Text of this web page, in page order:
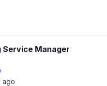
Manager
ago